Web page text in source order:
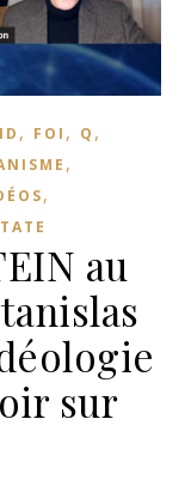
, FOI , Q ,
,
,
au
sur